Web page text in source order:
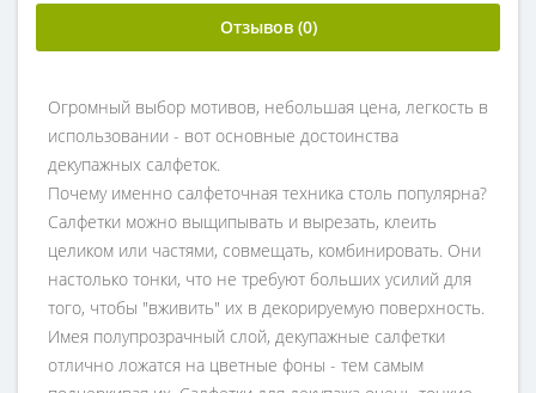
Отзывов (0)
Огромный выбор мотивов, небольшая цена, легкость в
использовании - вот основные достоинства
декупажных салфеток.
Почему именно салфеточная техника столь популярна?
Салфетки можно выщипывать и вырезать, клеить
целиком или частями, совмещать, комбинировать. Они
настолько тонки, что не требуют больших усилий для
того, чтобы "вживить" их в декорируемую поверхность.
Имея полупрозрачный слой, декупажные салфетки
отлично ложатся на цветные фоны - тем самым